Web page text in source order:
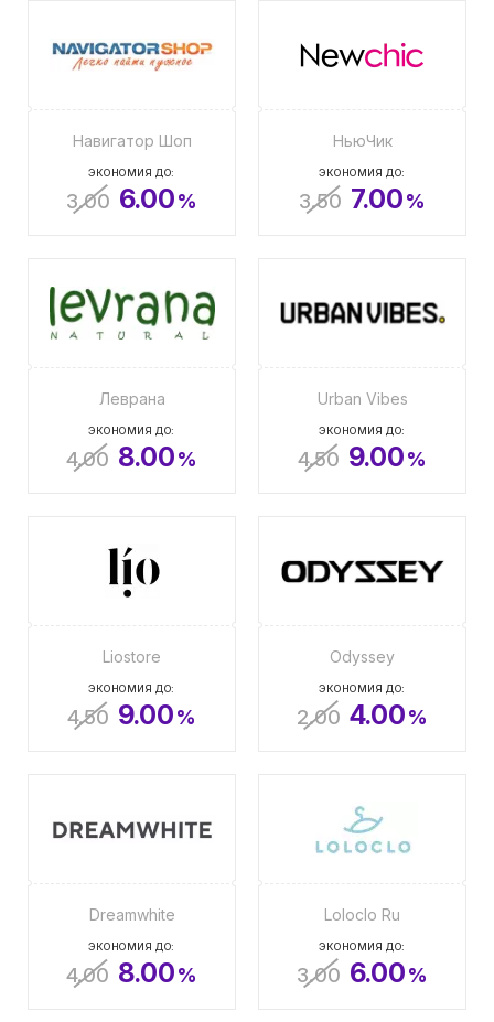
Навигатор Шоп
ЭКОНОМИЯ ДО:
3.00 6.00%
НьюЧик
ЭКОНОМИЯ ДО:
3.50 7.00%
Леврана
ЭКОНОМИЯ ДО:
4.00 8.00%
Urban Vibes
ЭКОНОМИЯ ДО:
4.50 9.00%
Liostore
ЭКОНОМИЯ ДО:
4.50 9.00%
Odyssey
ЭКОНОМИЯ ДО:
2.00 4.00%
Dreamwhite
ЭКОНОМИЯ ДО:
4.00 8.00%
Loloclo Ru
ЭКОНОМИЯ ДО:
3.00 6.00%